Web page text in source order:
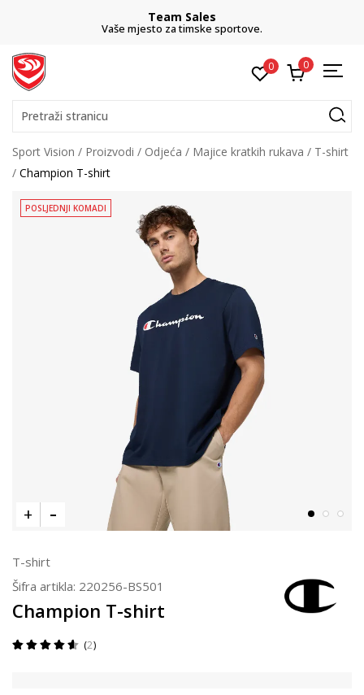
Team Sales
Vaše mjesto za timske sportove.
0 0
Pretraži stranicu
Sport Vision Proizvodi Odjeća Majice kratkih rukava
T-shirt
Champion T-shirt
POSLJEDNJI KOMADI
T-shirt
Šifra artikla: 220256-BS501
Champion T-shirt
2